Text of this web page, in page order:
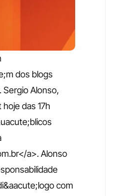
dos blogs
Alonso,
das 17h
a>. Alonso
com